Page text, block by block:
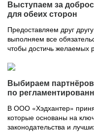
Выступаем за
для обеих сторон
Предоставляем друг
выполняем все
чтобы достичь желаемых
Выбираем
по
В ООО «Хэдхантер»
которые основаны на
законодательства и